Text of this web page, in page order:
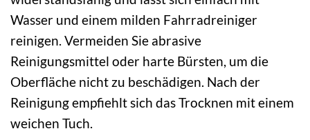
Wasser und einem milden Fahrradreiniger
reinigen. Vermeiden Sie abrasive
Reinigungsmittel oder harte Bürsten, um die
Oberfläche nicht zu beschädigen. Nach der
Reinigung empfiehlt sich das Trocknen mit einem
weichen Tuch.